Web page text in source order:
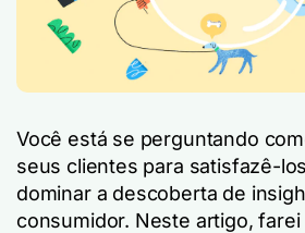
Você está se perguntando
seus clientes para satisfazê-
dominar a descoberta de
consumidor. Neste artigo,